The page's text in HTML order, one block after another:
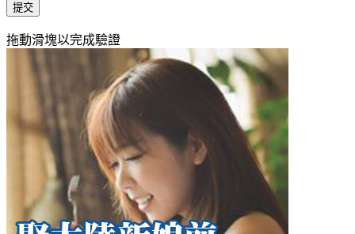
提交
拖動滑塊以完成驗證